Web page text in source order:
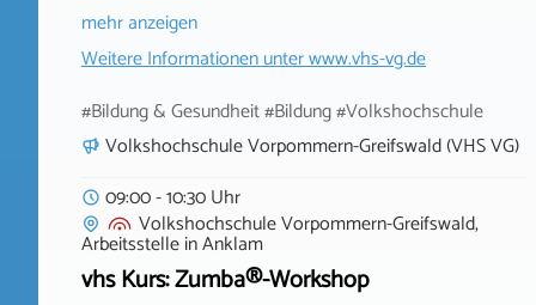
mehr anzeigen
Weitere Informationen unterwww.vhs-vg.de
#Bildung & Gesundheit #Bildung #Volkshochschule
Volkshochschule Vorpommern-Greifswald (VHS VG)
09:00 - 10:30 Uhr
Volkshochschule Vorpommern-Greifswald,
ArbeitsstelleinAnklam
vhs Kurs: Zumba®-Workshop